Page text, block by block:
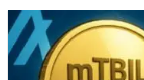
dịch Mỹ (SEC) để xin phê duyệt